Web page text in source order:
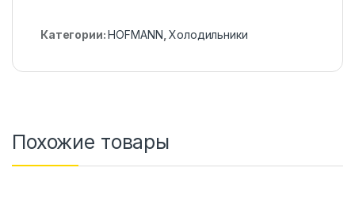
Категории:HOFMANN ,Холодильники
Похожие товары